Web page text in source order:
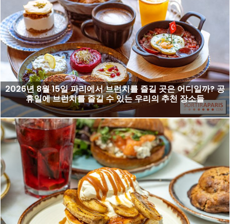
2026년 8월 15일 파리에서 브런치를 즐길 곳은 어디일까? 공
휴일에 브런치를 즐길 수 있는 우리의 추천 장소들